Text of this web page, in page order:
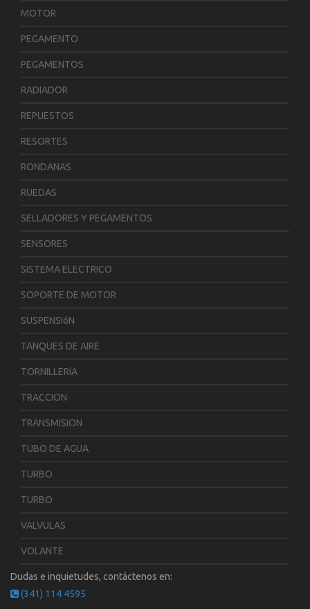
MOTOR
PEGAMENTO
PEGAMENTOS
RADIADOR
REPUESTOS
RESORTES
RONDANAS
RUEDAS
SELLADORES Y PEGAMENTOS
SENSORES
SISTEMA ELECTRICO
SOPORTE DE MOTOR
SUSPENSIóN
TANQUES DE AIRE
TORNILLERíA
TRACCION
TRANSMISION
TUBO DE AGUA
TURBO
TURBO
VALVULAS
VOLANTE
Dudas e inquietudes, contáctenos en:
(341) 114 4595